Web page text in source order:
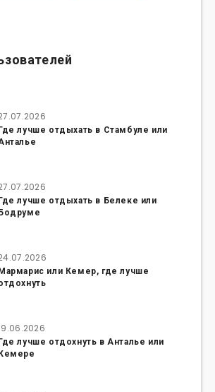
Где лучше отдыхать в Стамбуле или
Где лучше отдыхать в Белеке или
Бодруме
Мармарис или Кемер, где лучше
Где лучше отдохнуть в Анталье или
Кемере